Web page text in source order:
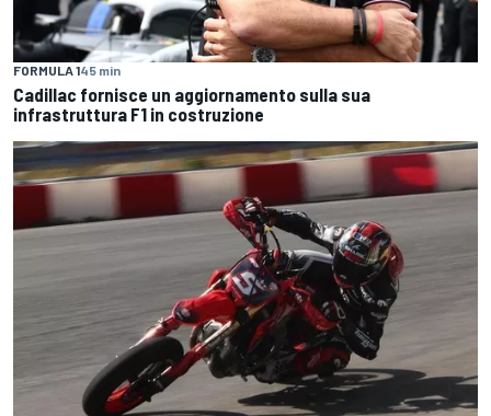
FORMULA 145 min
Cadillac fornisce un aggiornamento sulla sua
infrastruttura F1 in costruzione